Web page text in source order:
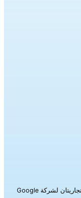
Google Play وشعار Google Play هما علامتان تجاريتان لشركة Google